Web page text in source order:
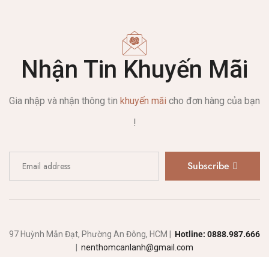
Nhận Tin Khuyến Mãi
Gia nhập và nhận thông tin khuyến mãi cho đơn hàng của bạn
!
Subscribe
97 Huỳnh Mẫn Đạt, Phường An Đông, HCM | Hotline: 0888.987.666
nenthomcanlanh@gmail.com